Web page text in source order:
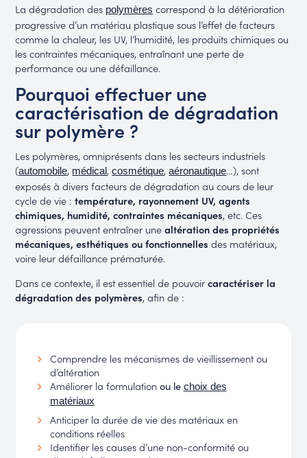
La dégradation des polymères correspond à la détérioration
progressive d’un matériau plastique sous l’effet de facteurs
comme la chaleur, les UV, l’humidité, les produits chimiques ou
les contraintes mécaniques, entraînant une perte de
performance ou une défaillance.
Pourquoi effectuer une
caractérisation de dégradation
sur polymère ?
Les polymères, omniprésents dans les secteurs industriels
(automobile, médical,cosmétique,aéronautique…), sont
exposés à divers facteurs de dégradation au cours de leur
cycle de vie : température, rayonnement UV, agents
chimiques, humidité, contraintes mécaniques, etc. Ces
agressions peuvent entraîner unealtération des propriétés
mécaniques, esthétiques ou fonctionnelles des matériaux,
voire leur défaillance prématurée.
Dans ce contexte, il est essentiel de pouvoircaractériser la
dégradation des polymères, afin de :
Comprendre les mécanismes de vieillissement ou
d’altération
Améliorer la formulationou le choix des
matériaux
Anticiper la durée de vie des matériaux en
conditions réelles
Identifier les causes d’une non-conformité ou